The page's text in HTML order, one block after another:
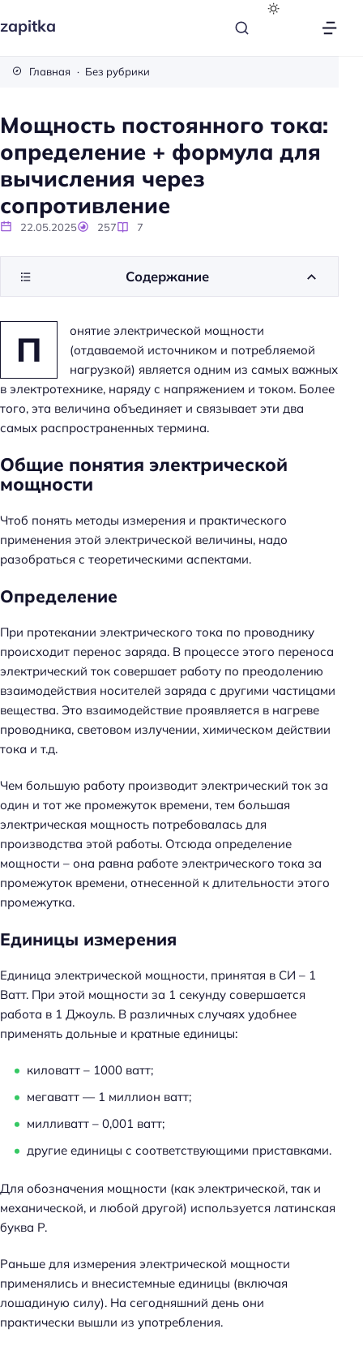
zapitka
Главная Без рубрики
Мощность постоянного тока:
определение + формула для
вычисления через
сопротивление
22.05.2025 257 7
П
онятие электрической мощности
(отдаваемой источником и потребляемой
нагрузкой) является одним из самых важных
в электротехнике, наряду с напряжением и током. Более
того, эта величина объединяет и связывает эти два
самых распространенных термина.
Общие понятия электрической
мощности
Чтоб понять методы измерения и практического
применения этой электрической величины, надо
разобраться с теоретическими аспектами.
Определение
При протекании электрического тока по проводнику
происходит перенос заряда. В процессе этого переноса
электрический ток совершает работу по преодолению
взаимодействия носителей заряда с другими частицами
вещества. Это взаимодействие проявляется в нагреве
проводника, световом излучении, химическом действии
тока и т.д.
Чем большую работу производит электрический ток за
один и тот же промежуток времени, тем большая
электрическая мощность потребовалась для
производства этой работы. Отсюда определение
мощности – она равна работе электрического тока за
промежуток времени, отнесенной к длительности этого
промежутка.
Единицы измерения
Единица электрической мощности, принятая в СИ – 1
Ватт. При этой мощности за 1 секунду совершается
работа в 1 Джоуль. В различных случаях удобнее
применять дольные и кратные единицы:
киловатт – 1000 ватт;
мегаватт — 1 миллион ватт;
милливатт – 0,001 ватт;
другие единицы с соответствующими приставками.
Для обозначения мощности (как электрической, так и
механической, и любой другой) используется латинская
буква P.
Раньше для измерения электрической мощности
применялись и внесистемные единицы (включая
лошадиную силу). На сегодняшний день они
практически вышли из употребления.
Содержание